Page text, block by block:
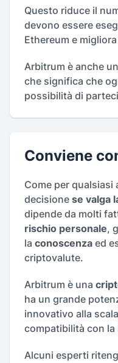
Questo riduce il
devono essere
Ethereum e
Arbitrum è anche
che significa che
possibilità di
Conviene
Come per
decisione se valga
dipende da molti
rischio personale,
la conoscenza ed
criptovalute.
Arbitrum è una
ha un grande
innovativo alla
compatibilità con la
Alcuni esperti